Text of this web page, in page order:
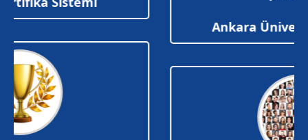
Ankara Üniversitesi Partneri